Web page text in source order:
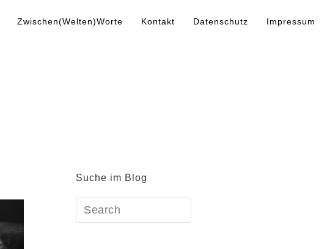
Zwischen(Welten)Worte Kontakt Datenschutz Impressum
Suche im Blog